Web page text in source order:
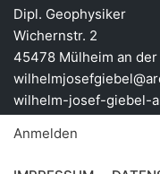
Dipl. Geophysiker
Wichernstr. 2
45478 Mülheim an der
wilhelm-josef-giebel-
Anmelden